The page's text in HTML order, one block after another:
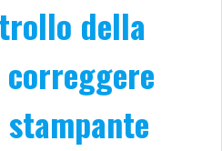
della